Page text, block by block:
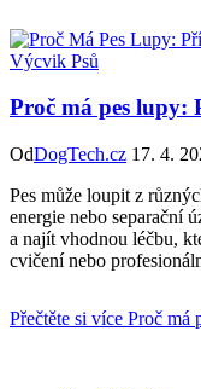
Výcvik Psů
Proč má pes lupy:
OdDogTech.cz 17. 4.
Pes může loupit z
energie nebo separační
a najít vhodnou léčbu,
cvičení nebo
Přečtěte si více Proč má